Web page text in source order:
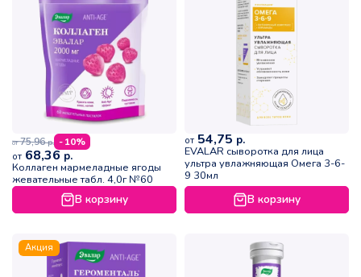
от 75,96р. - 10%
от 68,36 р.
Коллаген мармеладные ягоды
жевательные табл. 4,0г №60
В корзину
от 54,75 р.
EVALAR сыворотка для лица
ультра увлажняющая Омега 3-6-
9 30мл
В корзину
Акция